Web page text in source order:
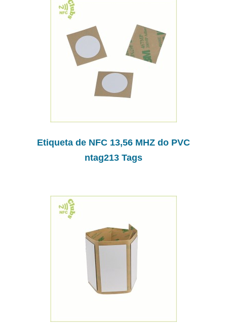
Etiqueta de NFC 13,56 MHZ do PVC
ntag213 Tags